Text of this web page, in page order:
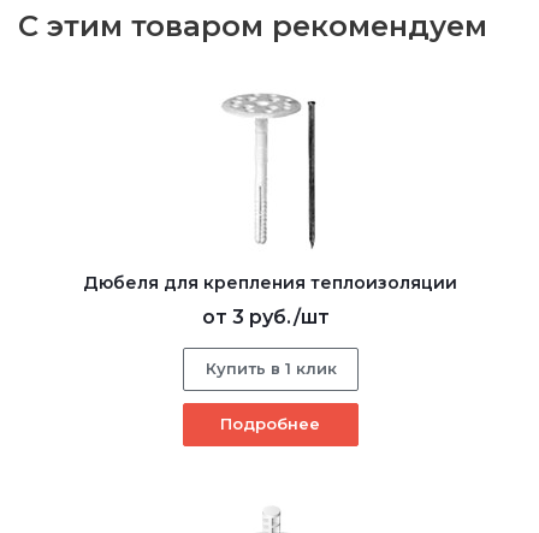
С этим товаром рекомендуем
Дюбеля для крепления теплоизоляции
от 3 руб./шт
Купить в 1 клик
Подробнее